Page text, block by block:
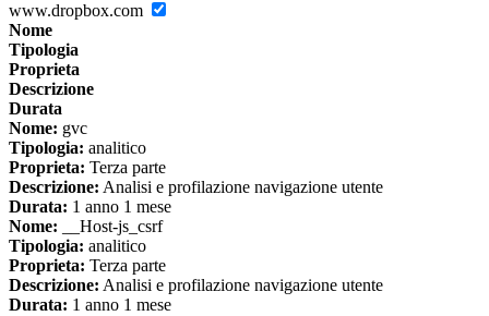
www.dropbox.com
Nome
Tipologia
Proprieta
Descrizione
Durata
Nome: gvc
Tipologia: analitico
Proprieta: Terza parte
Descrizione: Analisi e profilazione navigazione utente
Durata: 1 anno 1 mese
Nome: __Host-js_csrf
Tipologia: analitico
Proprieta: Terza parte
Descrizione: Analisi e profilazione navigazione utente
Durata: 1 anno 1 mese